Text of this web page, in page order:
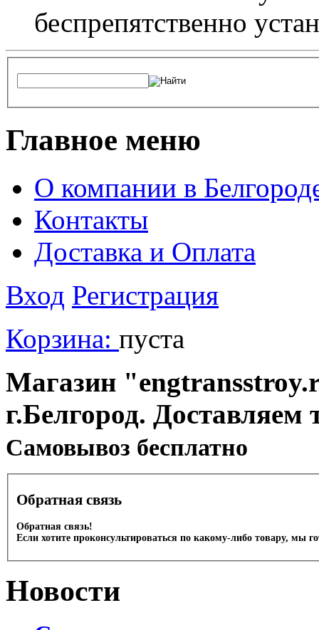
беспрепятственно
Главное меню
О компании в
Контакты
Доставка и Оплата
Вход Регистрация
Корзина: пуста
Магазин
г.Белгород.
Cамовывоз бесплатно
Обратная связь
Обратная связь!
Если хотите проконсультироваться по какому-либо товару, мы
Новости